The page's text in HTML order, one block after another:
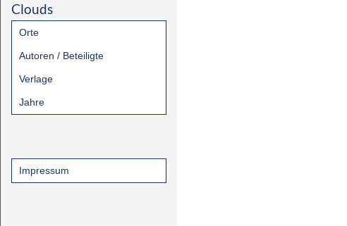
Clouds
Orte
Autoren / Beteiligte
Verlage
Jahre
Impressum